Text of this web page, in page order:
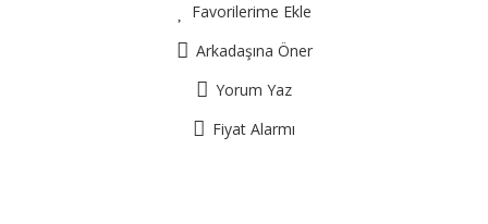
Favorilerime Ekle
Arkadaşına Öner
Yorum Yaz
Fiyat Alarmı